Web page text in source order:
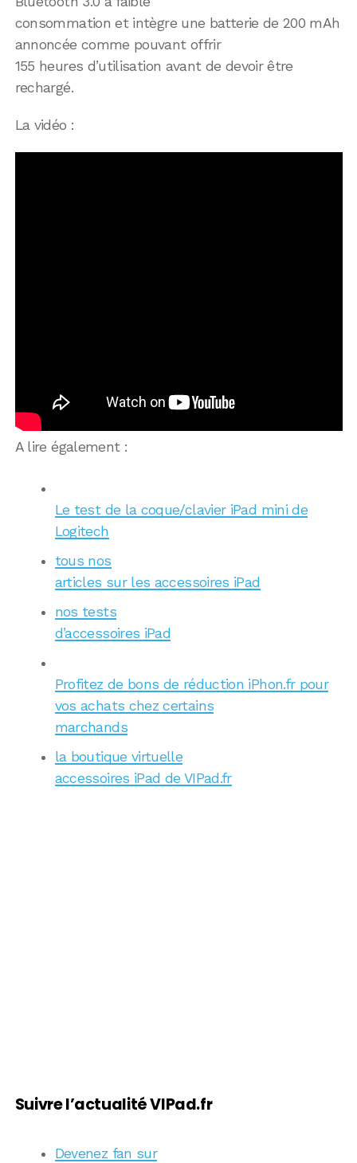
consommation et intègre une batterie de 200 mAh
annoncée comme pouvant offrir
155 heures d’utilisation avant de devoir être
rechargé.
La vidéo :
A lire également :
Le test de la coque/clavier iPad mini de
Logitech
tous nos
articles sur les accessoires iPad
nos tests
d’accessoires iPad
Profitez de bons de réduction iPhon.fr pour
vos achats chez certains
marchands
la boutique virtuelle
accessoires iPad de VIPad.fr
Suivre l’actualité VIPad.fr
Devenez fan sur